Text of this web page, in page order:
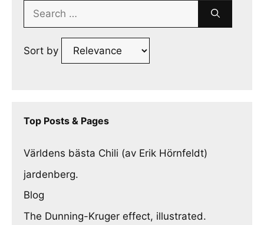
Search
Sort by
Top Posts & Pages
Världens bästa Chili (av Erik Hörnfeldt)
jardenberg.
Blog
The Dunning-Kruger effect, illustrated.